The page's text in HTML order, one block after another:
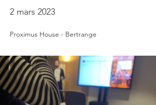
2 mars 2023
Proximus House - Bertrange